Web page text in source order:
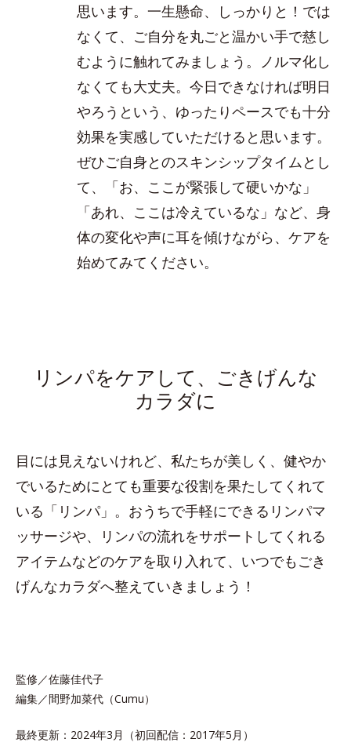
思います。一生懸命、しっかりと！では
なくて、ご自分を丸ごと温かい手で慈し
むように触れてみましょう。ノルマ化し
なくても大丈夫。今日できなければ明日
やろうという、ゆったりペースでも十分
効果を実感していただけると思います。
ぜひご自身とのスキンシップタイムとし
て、「お、ここが緊張して硬いかな」
「あれ、ここは冷えているな」など、身
体の変化や声に耳を傾けながら、ケアを
始めてみてください。
リンパをケアして、ごきげんな
カラダに
目には見えないけれど、私たちが美しく、健やか
でいるためにとても重要な役割を果たしてくれて
いる「リンパ」。おうちで手軽にできるリンパマ
ッサージや、リンパの流れをサポートしてくれる
アイテムなどのケアを取り入れて、いつでもごき
げんなカラダへ整えていきましょう！
監修／佐藤佳代子
編集／間野加菜代（Cumu）
最終更新：2024年3月（初回配信：2017年5月）